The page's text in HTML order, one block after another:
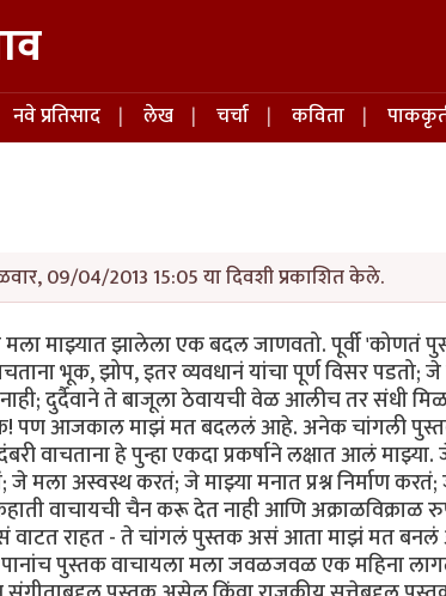
नवे प्रतिसाद लेख चर्चा कविता
09/04/2013 15:05 या दिवशी प्रकाशित केले.
माझ्यात झालेला एक बदल जाणवतो. पूर्वी 'कोणतं
भूक, झोप, इतर व्यवधानं यांचा पूर्ण विसर
दुर्दैवाने ते बाजूला ठेवायची वेळ आलीच तर संधी
आजकाल माझं मत बदललं आहे. अनेक चांगली पुस्तकं
वाचताना हे पुन्हा एकदा प्रकर्षाने लक्षात आलं
जे मला अस्वस्थ करतं; जे माझ्या मनात प्रश्न निर्माण
वाचायची चैन करू देत नाही आणि अक्राळविक्राळ
राहत - ते चांगलं पुस्तक असं आता माझं मत बनलं
पुस्तक वाचायला मला जवळजवळ एक महिना